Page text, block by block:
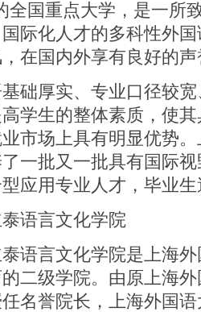
全国重点大学，是一所
际化人才的多科性外
在国内外享有良好的声
础厚实、专业口径较
学生的整体素质，使
市场上具有明显优势
一批又一批具有国际
应用专业人才，毕业
语言文化学院
语言文化学院是上海
二级学院。由原上海
名誉院长，上海外国